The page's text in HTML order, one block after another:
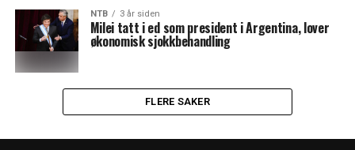
NTB 3 år siden
Milei tatt i ed som president i Argentina, lover
økonomisk sjokkbehandling
FLERE SAKER